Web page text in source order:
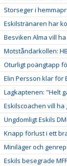
Storseger i
Eskilstränaren har
Besviken Alma vill
Motståndarkollen:
Oturligt poängtapp
Elin Persson klar för
Lagkaptenen: "Helt
Eskilscoachen vill
Ungdomligt Eskils
Knapp förlust i ett
Miniläger och
Eskils besegrade